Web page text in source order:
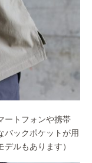
ートフォンや携帯
バックポケットが用
ルもあります）